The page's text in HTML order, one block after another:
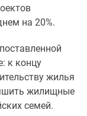
на 20%.
к концу
жилья
жилищные
семей.